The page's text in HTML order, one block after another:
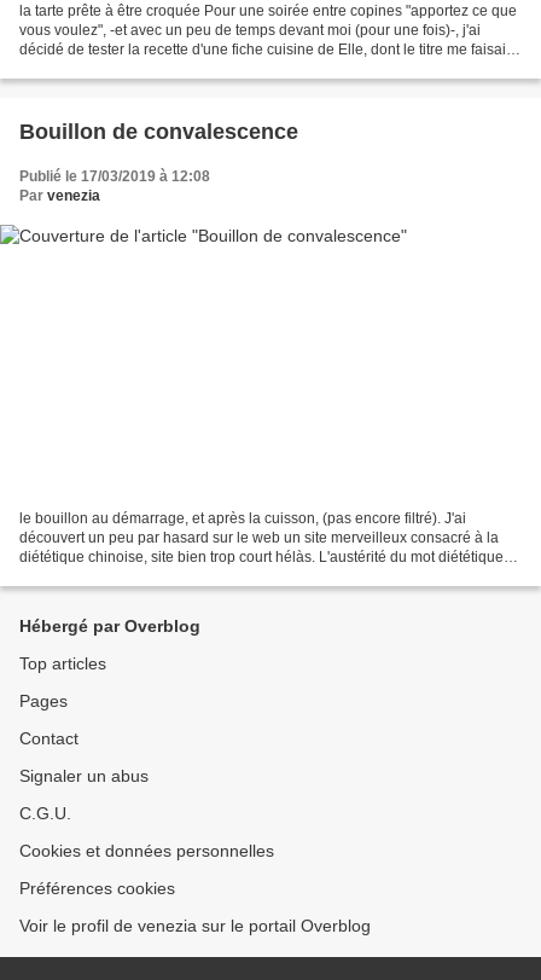
la tarte prête à être croquée Pour une soirée entre copines "apportez ce que
vous voulez", -et avec un peu de temps devant moi (pour une fois)-, j'ai
décidé de tester la recette d'une fiche cuisine de Elle, dont le titre me faisait
Bouillon de convalescence
Publié le 17/03/2019 à 12:08
Par venezia
le bouillon au démarrage, et après la cuisson, (pas encore filtré). J'ai
découvert un peu par hasard sur le web un site merveilleux consacré à la
diététique chinoise, site bien trop court hélàs. L'austérité du mot diététique
Hébergé par Overblog
Top articles
Pages
Contact
Signaler un abus
C.G.U.
Cookies et données personnelles
Préférences cookies
Voir le profil de venezia sur le portail Overblog